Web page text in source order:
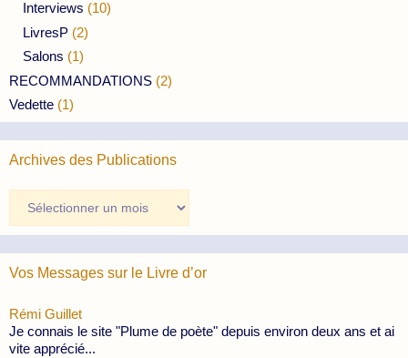
Interviews (10)
LivresP (2)
Salons (1)
RECOMMANDATIONS (2)
Vedette (1)
Archives des Publications
des
Publications
Vos Messages sur le Livre d’or
Rémi Guillet
Je connais le site "Plume de poète" depuis environ deux ans et ai
vite apprécié...